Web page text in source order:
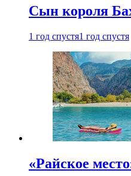
Сын короля
1 год спустя1 год спустя
«Райское